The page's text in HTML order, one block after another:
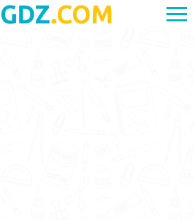
GDZ.COM